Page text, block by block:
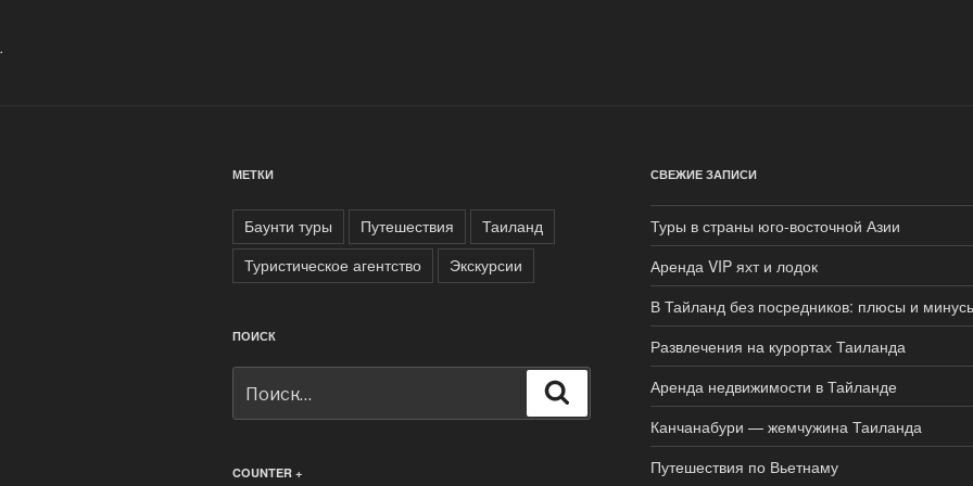
.
МЕТКИ
Баунти туры Путешествия
Таиланд
Туристическое агентство
Экскурсии
ПОИСК
COUNTER +
СВЕЖИЕ ЗАПИСИ
Туры в страны юго-восточной Азии
Аренда VIP яхт и лодок
В Тайланд без посредников: плюсы и
Развлечения на курортах Таиланда
Аренда недвижимости в Тайланде
Канчанабури — жемчужина Таиланда
Путешествия по Вьетнаму